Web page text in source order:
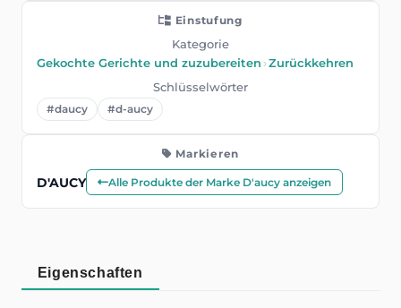
Einstufung
Kategorie
Gekochte Gerichte und zuzubereiten ›Zurückkehren
Schlüsselwörter
#daucy #d-aucy
Markieren
D'AUCY Alle Produkte der Marke D'aucy anzeigen
Eigenschaften